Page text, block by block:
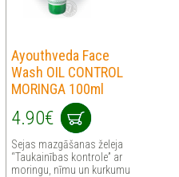
Ayouthveda Face
Wash OIL CONTROL
MORINGA 100ml
4.90€
Sejas mazgāšanas želeja
“Taukainības kontrole” ar
moringu, nīmu un kurkumu